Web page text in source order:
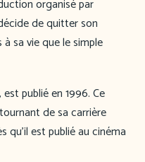
organisé par
de quitter son
sa vie que le simple
publié en 1996. Ce
de sa carrière
qu’il est publié au cinéma